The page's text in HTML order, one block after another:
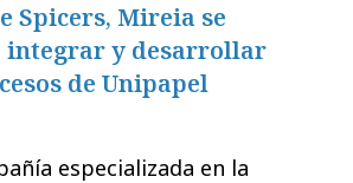
Spicers, Mireia se
integrar y desarrollar
de Unipapel
especializada en la